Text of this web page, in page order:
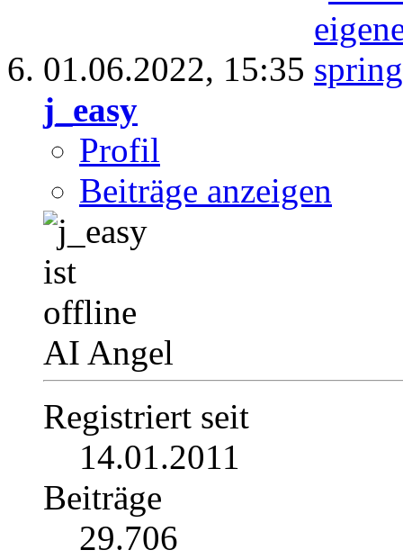
01.06.2022, 15:35
j_easy
Profil
Beiträge anzeigen
AI Angel
Registriert seit
14.01.2011
Beiträge
29.706